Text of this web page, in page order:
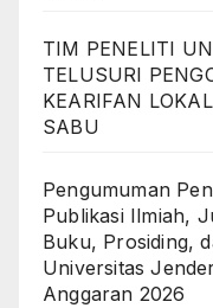
TIM PENELITI
TELUSURI
KEARIFAN
SABU
Pengumuman
Publikasi Ilmiah,
Buku, Prosiding,
Universitas
Anggaran 2026